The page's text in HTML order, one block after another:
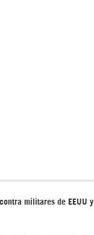
militares de EEUU y